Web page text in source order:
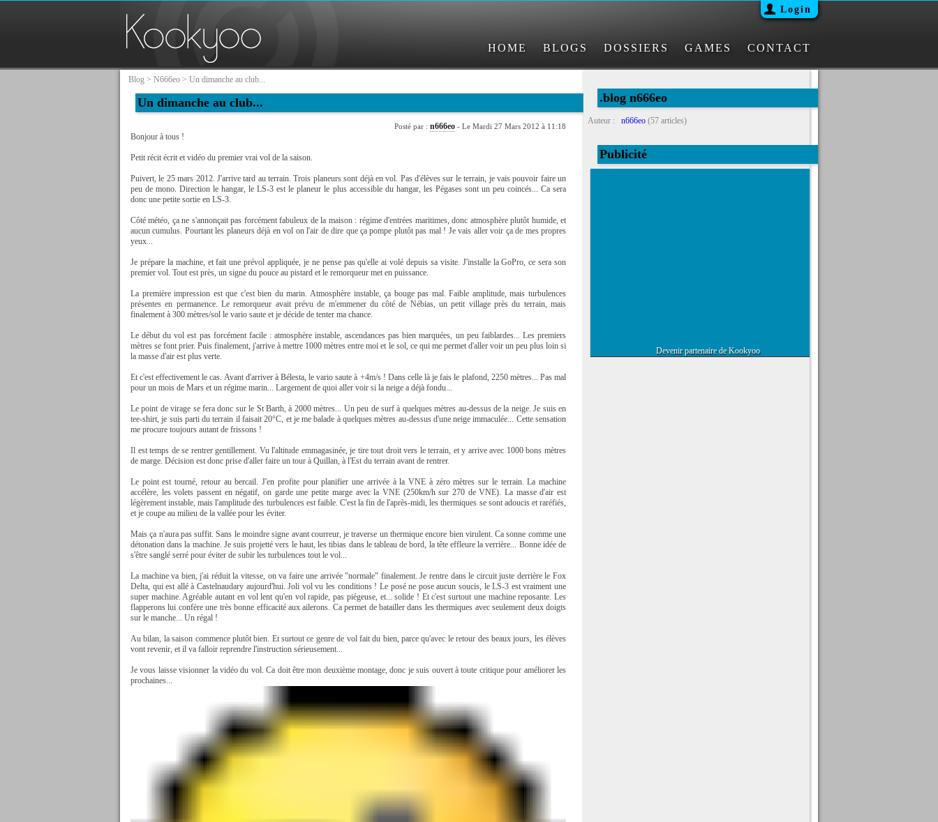
Login
HOME BLOGS DOSSIERS GAMES CONTACT
Blog > N666eo > Un dimanche au club...
Un dimanche au club...
Posté par : n666eo - Le Mardi 27 Mars 2012 à 11:18
Bonjour à tous !
Petit récit écrit et vidéo du premier vrai vol de la saison.
Puivert, le 25 mars 2012. J'arrive tard au terrain. Trois planeurs sont déjà en vol. Pas d'élèves sur le terrain, je vais pouvoir faire un
peu de mono. Direction le hangar, le LS-3 est le planeur le plus accessible du hangar, les Pégases sont un peu coincés... Ca sera
donc une petite sortie en LS-3.
Côté météo, ça ne s'annonçait pas forcément fabuleux de la maison : régime d'entrées maritimes, donc atmosphère plutôt humide, et
aucun cumulus. Pourtant les planeurs déjà en vol on l'air de dire que ça pompe plutôt pas mal ! Je vais aller voir ça de mes propres
yeux...
Je prépare la machine, et fait une prévol appliquée, je ne pense pas qu'elle ai volé depuis sa visite. J'installe la GoPro, ce sera son
premier vol. Tout est près, un signe du pouce au pistard et le remorqueur met en puissance.
La première impression est que c'est bien du marin. Atmosphère instable, ça bouge pas mal. Faible amplitude, mais turbulences
présentes en permanence. Le remorqueur avait prévu de m'emmener du côté de Nébias, un petit village près du terrain, mais
finalement à 300 mètres/sol le vario saute et je décide de tenter ma chance.
Le début du vol est pas forcément facile : atmosphère instable, ascendances pas bien marquées, un peu faiblardes... Les premiers
mètres se font prier. Puis finalement, j'arrive à mettre 1000 mètres entre moi et le sol, ce qui me permet d'aller voir un peu plus loin si
la masse d'air est plus verte.
Et c'est effectivement le cas. Avant d'arriver à Bélesta, le vario saute à +4m/s ! Dans celle là je fais le plafond, 2250 mètres... Pas mal
pour un mois de Mars et un régime marin... Largement de quoi aller voir si la neige a déjà fondu...
Le point de virage se fera donc sur le St Barth, à 2000 mètres... Un peu de surf à quelques mètres au-dessus de la neige. Je suis en
tee-shirt, je suis parti du terrain il faisait 20°C, et je me balade à quelques mètres au-dessus d'une neige immaculée... Cette sensation
me procure toujours autant de frissons !
Il est temps de se rentrer gentillement. Vu l'altitude emmagasinée, je tire tout droit vers le terrain, et y arrive avec 1000 bons mètres
de marge. Décision est donc prise d'aller faire un tour à Quillan, à l'Est du terrain avant de rentrer.
Le point est tourné, retour au bercail. J'en profite pour planifier une arrivée à la VNE à zéro mètres sur le terrain. La machine
accélère, les volets passent en négatif, on garde une petite marge avec la VNE (250km/h sur 270 de VNE). La masse d'air est
légèrement instable, mais l'amplitude des turbulences est faible. C'est la fin de l'après-midi, les thermiques se sont adoucis et raréfiés,
et je coupe au milieu de la vallée pour les éviter.
Mais ça n'aura pas suffit. Sans le moindre signe avant courreur, je traverse un thermique encore bien virulent. Ca sonne comme une
détonation dans la machine. Je suis projetté vers le haut, les tibias dans le tableau de bord, la tête effleure la verrière... Bonne idée de
s'être sanglé serré pour éviter de subir les turbulences tout le vol...
La machine va bien, j'ai réduit la vitesse, on va faire une arrivée "normale" finalement. Je rentre dans le circuit juste derrière le Fox
Delta, qui est allé à Castelnaudary aujourd'hui. Joli vol vu les conditions ! Le posé ne pose aucun soucis, le LS-3 est vraiment une
super machine. Agréable autant en vol lent qu'en vol rapide, pas piégeuse, et... solide ! Et c'est surtout une machine reposante. Les
flapperons lui confère une très bonne efficacité aux ailerons. Ca permet de batailler dans les thermiques avec seulement deux doigts
sur le manche... Un régal !
Au bilan, la saison commence plutôt bien. Et surtout ce genre de vol fait du bien, parce qu'avec le retour des beaux jours, les élèves
vont revenir, et il va falloir reprendre l'instruction sérieusement...
Je vous laisse visionner la vidéo du vol. Ca doit être mon deuxième montage, donc je suis ouvert à toute critique pour améliorer les
prochaines...
.blog n666eo
Auteur : n666eo (57 articles)
Publicité
Devenir partenaire de Kookyoo